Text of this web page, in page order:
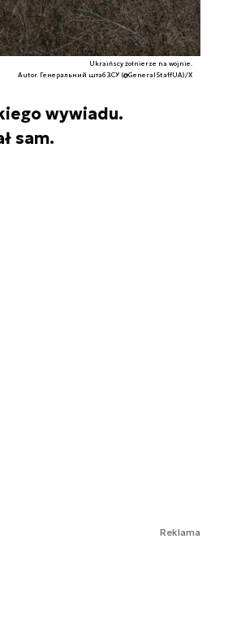
Ukraińscy żołnierze na wojnie.
Autor. Генеральний штаб ЗСУ (@GeneralStaffUA)/X
wywiadu.
sam.
Reklama